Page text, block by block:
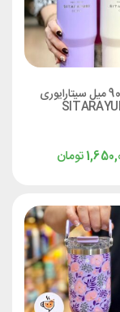
تامبلر 900 میل سیتارایوری
تومان